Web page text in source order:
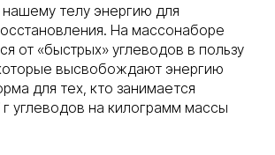
телу энергию для
На массонаборе
от «быстрых» углеводов в пользу
высвобождают энергию
для тех, кто занимается
углеводов на килограмм массы